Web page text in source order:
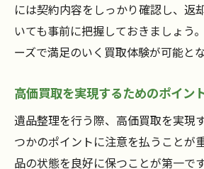
には契約内容をしっかり確認し、返
いても事前に把握しておきましょう
ーズで満足のいく買取体験が可能とな
高価買取を実現するためのポイン
遺品整理を行う際、高価買取を実現
つかのポイントに注意を払うことが
品の状態を良好に保つことが第一で